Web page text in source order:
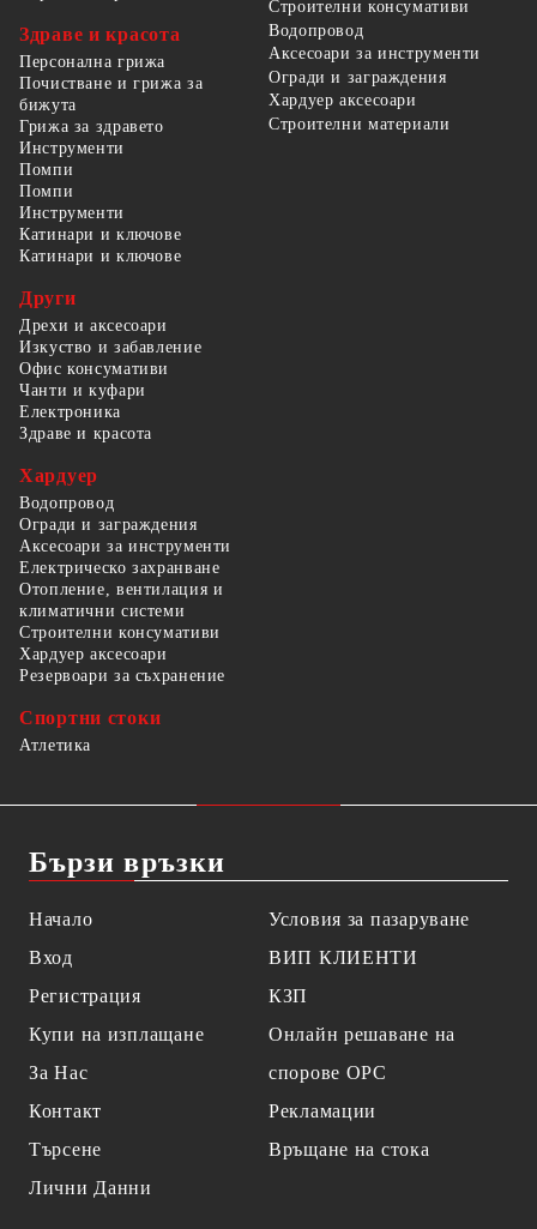
Здраве и красота
Персонална грижа
Почистване и грижа за
бижута
Грижа за здравето
Строителни консумативи
Водопровод
Аксесоари за инструменти
Огради и заграждения
Хардуер аксесоари
Строителни материали
Инструменти
Помпи
Помпи
Инструменти
Катинари и ключове
Катинари и ключове
Други
Дрехи и аксесоари
Изкуство и забавление
Офис консумативи
Чанти и куфари
Електроника
Здраве и красота
Хардуер
Водопровод
Огради и заграждения
Аксесоари за инструменти
Електрическо захранване
Отопление, вентилация и
климатични системи
Строителни консумативи
Хардуер аксесоари
Резервоари за съхранение
Спортни стоки
Атлетика
Бързи връзки
Начало
Вход
Регистрация
Купи на изплащане
За Нас
Контакт
Търсене
Лични Данни
Условия за пазаруване
ВИП КЛИЕНТИ
КЗП
Онлайн решаване на
спорове OPC
Рекламации
Връщане на стока